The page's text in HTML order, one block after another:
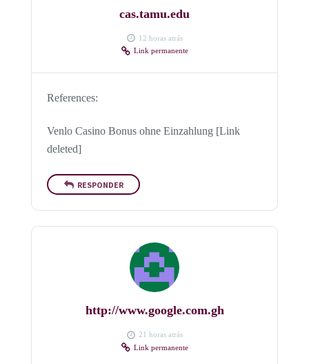
cas.tamu.edu
12 horas atrás
Link permanente
References:
Venlo Casino Bonus ohne Einzahlung [Link
deleted]
RESPONDER
http://www.google.com.gh
21 horas atrás
Link permanente